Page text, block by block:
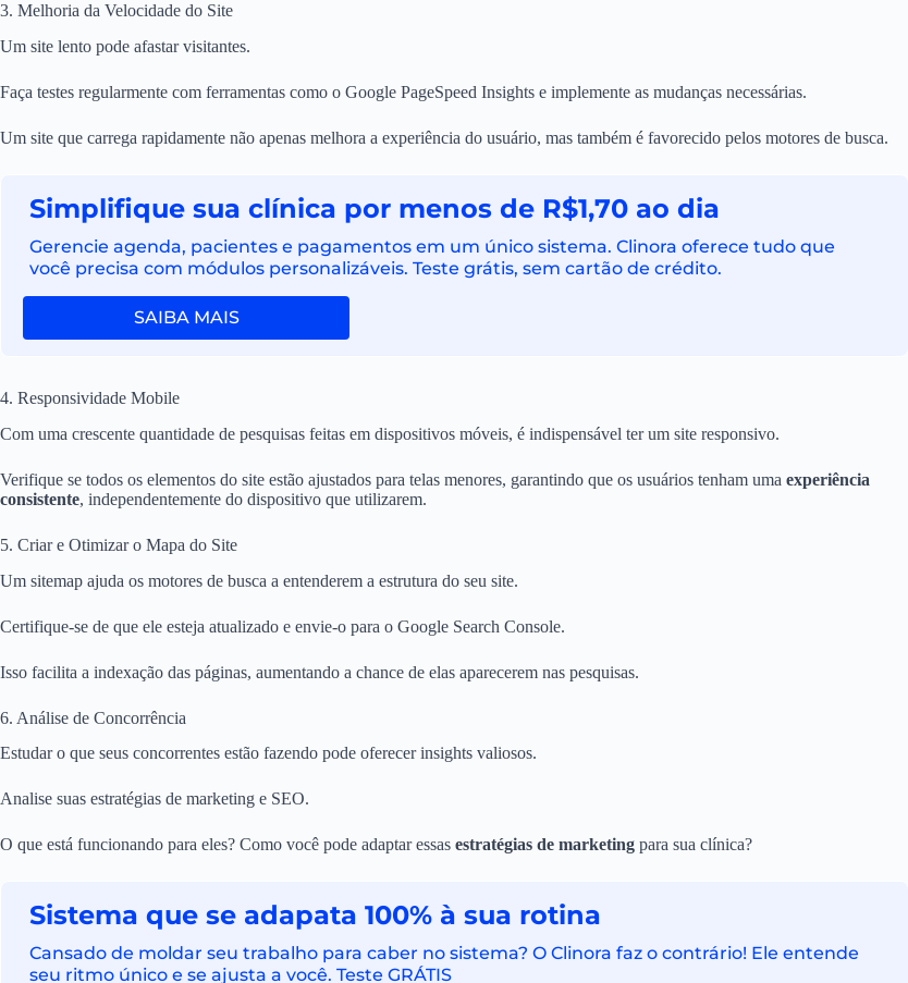
3. Melhoria da Velocidade do Site
Um site lento pode afastar visitantes.
Faça testes regularmente com ferramentas como o Google PageSpeed Insights e implemente as mudanças necessárias.
Um site que carrega rapidamente não apenas melhora a experiência do usuário, mas também é favorecido pelos motores de busca.
Simplifique sua clínica por menos de R$1,70 ao dia
Gerencie agenda, pacientes e pagamentos em um único sistema. Clinora oferece tudo que
você precisa com módulos personalizáveis. Teste grátis, sem cartão de crédito.
SAIBA MAIS
4. Responsividade Mobile
Com uma crescente quantidade de pesquisas feitas em dispositivos móveis, é indispensável ter um site responsivo.
Verifique se todos os elementos do site estão ajustados para telas menores, garantindo que os usuários tenham uma experiência
consistente, independentemente do dispositivo que utilizarem.
5. Criar e Otimizar o Mapa do Site
Um sitemap ajuda os motores de busca a entenderem a estrutura do seu site.
Certifique-se de que ele esteja atualizado e envie-o para o Google Search Console.
Isso facilita a indexação das páginas, aumentando a chance de elas aparecerem nas pesquisas.
6. Análise de Concorrência
Estudar o que seus concorrentes estão fazendo pode oferecer insights valiosos.
Analise suas estratégias de marketing e SEO.
O que está funcionando para eles? Como você pode adaptar essas estratégias de marketing para sua clínica?
Sistema que se adapata 100% à sua rotina
Cansado de moldar seu trabalho para caber no sistema? O Clinora faz o contrário! Ele entende
seu ritmo único e se ajusta a você. Teste GRÁTIS